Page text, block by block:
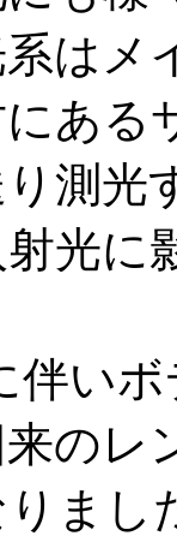
はメ
ある
測光
射光に
伴い
のレ
まし